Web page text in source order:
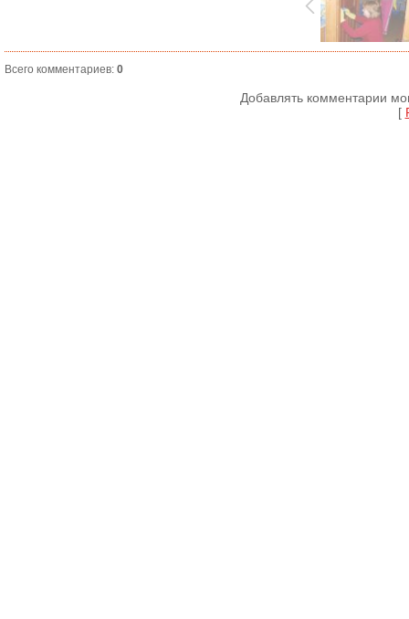
Всего комментариев: 0
Добавлять комментарии
[